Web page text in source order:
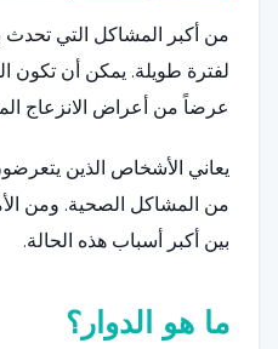
من أكبر المشاكل التي تحدث
لفترة طويلة. يمكن أن تكون
عرضاً من أعراض الانزعاج
يعاني الأشخاص الذين
من المشاكل الصحية. ومن
بين أكبر أسباب هذه الحالة.
ما هو الدوار؟